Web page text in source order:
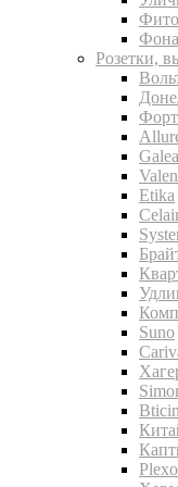
Розетки,
Etika
Suno
Plexo